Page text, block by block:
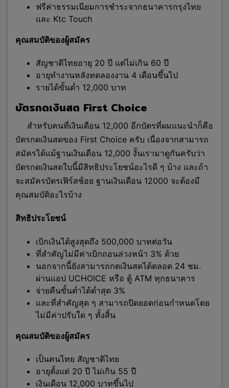
ฟรีค่าธรรมเนียมการชำระจากธนาคารกรุงไทย
และ Ktc Touch
คุณสมบัติของผู้สมัคร
สัญชาติไทยอายุ 20 ปี แต่ไม่เกิน 60 ปี
อายุทำงานหลังทดลองงาน 4 เดือนขึ้นไป
รายได้ขั้นต่ำ 12,000 บาท
บัตรกดเงินสด First Choice
สำหรับคนที่เงินเดือน 12,000 อีกบัตรที่ผมแนะนำก็คือ
บัตรกดเงินสดของ First Choice ครับ เนื่องจากสามารถ
สมัครได้แม้ฐานเงินเดือน 12,000 งั้นเรามาดูกันครับว่า
บัตรกดเงินสดใบนี้มีสิทธิประโยชน์อะไรดี ๆ บ้าง และถ้า
จะสมัครบัตรเฟิร์สช้อย ฐานเงินเดือน 12000 จะต้องมี
คุณสมบัติอะไรบ้าง
สิทธิประโยชน์
เบิกเงินได้สูงสุดถึง 500,000 บาทต่อวัน
ที่สำคัญไม่มีค่าเบิกถอนล่วงหน้า 3% ด้วย
นอกจากนี้ยังสามารถกดเงินสดได้ตลอด 24 ชม.
ผ่านแอป UCHOICE หรือ ตู้ ATM ทุกธนาคาร
จ่ายคืนขั้นต่ำได้ต่ำสุด 3%
และที่สำคัญสุด ๆ สามารถปิดยอดก่อนกำหนดโดย
ไม่มีค่าปรับใด ๆ ทั้งสิ้น
คุณสมบัติของผู้สมัคร
เป็นคนไทย สัญชาติไทย
อายุตั้งแต่ 20 ปี ไม่เกิน 55 ปี
เงินเดือน 12,000 บาทขึ้นไป